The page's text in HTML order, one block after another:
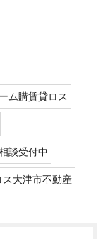
ム購賃貸ロス
談受付中
ス大津市不動産